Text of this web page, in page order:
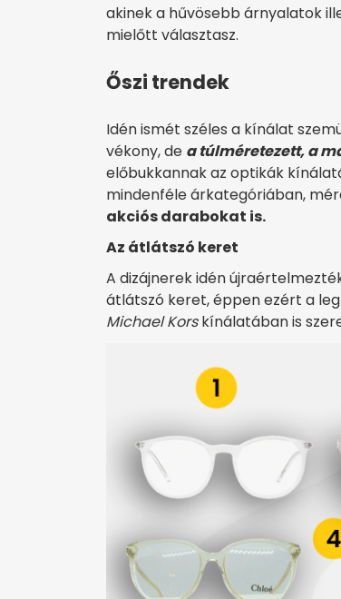
akinek a hűvösebb árnyalatok
mielőtt választasz.
Őszi trendek
Idén ismét széles a kínálat
vékony, de a túlméretezett, a
előbukkannak az optikák
mindenféle árkategóriában,
akciós darabokat is.
Az átlátszó keret
A dizájnerek idén
átlátszó keret, éppen ezért a
Michael Korskínálatában is